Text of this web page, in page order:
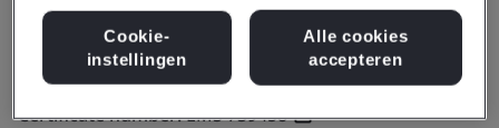
China
Certificate number:EMS 739458
Cookie-
instellingen
Alle cookies
accepteren